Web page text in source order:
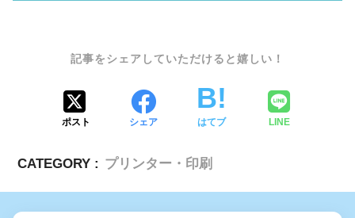
ポスト シェア はてブ LINE
CATEGORY : プリンター・印刷